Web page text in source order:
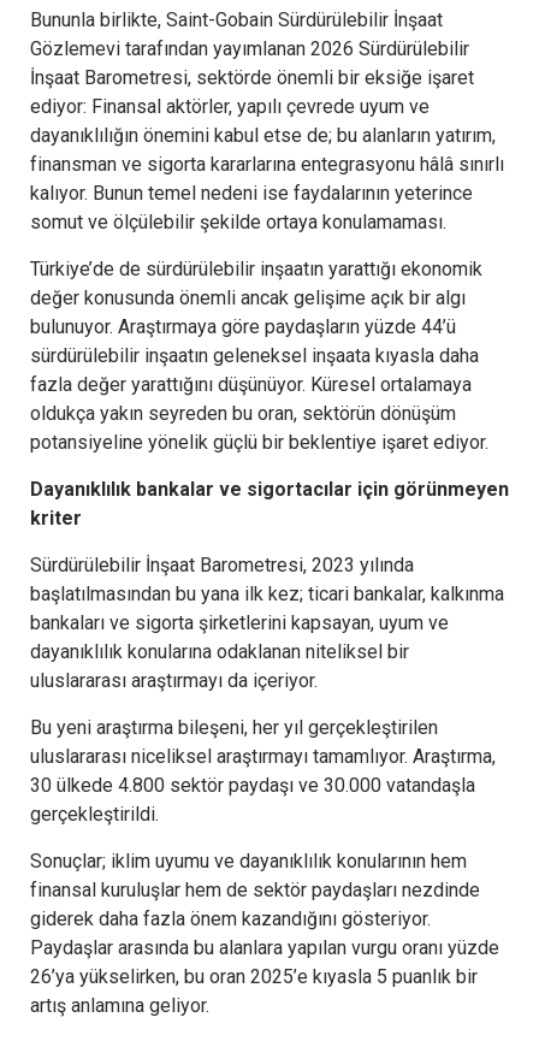
Bununla birlikte, Saint-Gobain Sürdürülebilir İnşaat
Gözlemevi tarafından yayımlanan 2026 Sürdürülebilir
İnşaat Barometresi, sektörde önemli bir eksiğe işaret
ediyor: Finansal aktörler, yapılı çevrede uyum ve
dayanıklılığın önemini kabul etse de; bu alanların yatırım,
finansman ve sigorta kararlarına entegrasyonu hâlâ sınırlı
kalıyor. Bunun temel nedeni ise faydalarının yeterince
somut ve ölçülebilir şekilde ortaya konulamaması.
Türkiye’de de sürdürülebilir inşaatın yarattığı ekonomik
değer konusunda önemli ancak gelişime açık bir algı
bulunuyor. Araştırmaya göre paydaşların yüzde 44’ü
sürdürülebilir inşaatın geleneksel inşaata kıyasla daha
fazla değer yarattığını düşünüyor. Küresel ortalamaya
oldukça yakın seyreden bu oran, sektörün dönüşüm
potansiyeline yönelik güçlü bir beklentiye işaret ediyor.
Dayanıklılık bankalar ve sigortacılar için görünmeyen
kriter
Sürdürülebilir İnşaat Barometresi, 2023 yılında
başlatılmasından bu yana ilk kez; ticari bankalar, kalkınma
bankaları ve sigorta şirketlerini kapsayan, uyum ve
dayanıklılık konularına odaklanan niteliksel bir
uluslararası araştırmayı da içeriyor.
Bu yeni araştırma bileşeni, her yıl gerçekleştirilen
uluslararası niceliksel araştırmayı tamamlıyor. Araştırma,
30 ülkede 4.800 sektör paydaşı ve 30.000 vatandaşla
gerçekleştirildi.
Sonuçlar; iklim uyumu ve dayanıklılık konularının hem
finansal kuruluşlar hem de sektör paydaşları nezdinde
giderek daha fazla önem kazandığını gösteriyor.
Paydaşlar arasında bu alanlara yapılan vurgu oranı yüzde
26’ya yükselirken, bu oran 2025’e kıyasla 5 puanlık bir
artış anlamına geliyor.